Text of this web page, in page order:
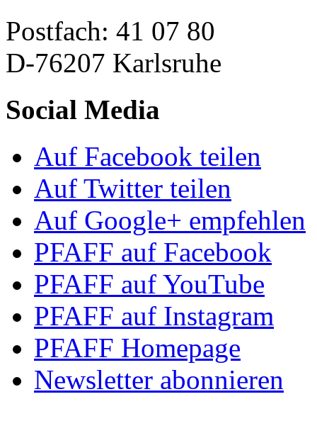
Postfach: 41 07 80
D-76207 Karlsruhe
Social Media
Auf Facebook teilen
Auf Twitter teilen
Auf Google+ empfehlen
PFAFF auf Facebook
PFAFF auf YouTube
PFAFF auf Instagram
PFAFF Homepage
Newsletter abonnieren